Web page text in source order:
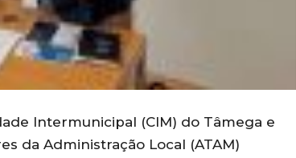
Intermunicipal (CIM) do Tâmega e
da Administração Local (ATAM)